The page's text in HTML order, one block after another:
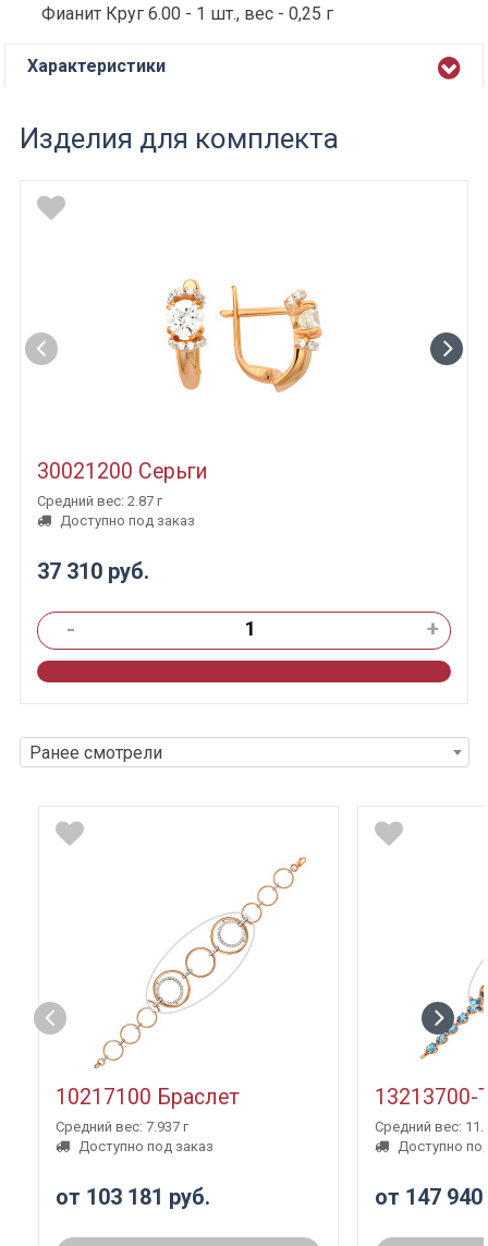
Фианит Круг 6.00 - 1 шт., вес - 0,25 г
Характеристики
Изделия для комплекта
30021200 Серьги
Средний вес: 2.87 г
Доступно под заказ
37 310 руб.
- +
Ранее смотрели
10217100 Браслет
Средний вес: 7.937 г
Доступно под заказ
от 103 181 руб.
13213700-
Средний вес:
Доступно
от 147 940